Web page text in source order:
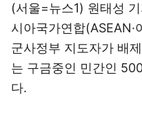
(서울=뉴스1) 원태성
시아국가연합
군사정부 지도자가 배
는 구금중인 민간인
다.